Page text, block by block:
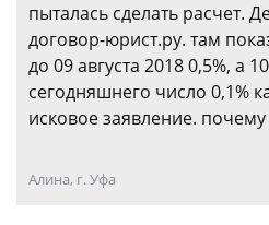
пыталась сделать расчет.
договор-юрист.ру. там
до 09 августа 2018 0,5%, а
сегодняшнего число 0,1%
исковое заявление.
Алина, г. Уфа